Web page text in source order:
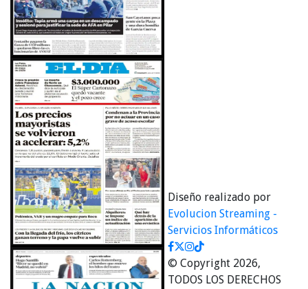
Diseño realizado por
Evolucion Streaming -
Servicios Informáticos
© Copyright 2026,
TODOS LOS DERECHOS